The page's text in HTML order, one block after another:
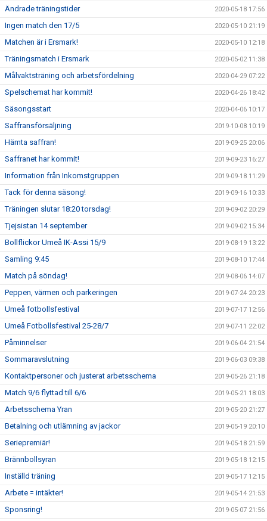
Ändrade träningstider 2020-05-18 17:56
Ingen match den 17/5 2020-05-10 21:19
Matchen är i Ersmark! 2020-05-10 12:18
Träningsmatch i Ersmark 2020-05-02 11:38
Målvaktsträning och arbetsfördelning 2020-04-29 07:22
Spelschemat har kommit! 2020-04-26 18:42
Säsongsstart 2020-04-06 10:17
Saffransförsäljning 2019-10-08 10:19
Hämta saffran! 2019-09-25 20:06
Saffranet har kommit! 2019-09-23 16:27
Information från Inkomstgruppen 2019-09-18 11:29
Tack för denna säsong! 2019-09-16 10:33
Träningen slutar 18:20 torsdag! 2019-09-02 20:29
Tjejsistan 14 september 2019-09-02 15:34
Bollflickor Umeå IK-Assi 15/9 2019-08-19 13:22
Samling 9:45 2019-08-10 17:44
Match på söndag! 2019-08-06 14:07
Peppen, värmen och parkeringen 2019-07-24 20:23
Umeå fotbollsfestival 2019-07-17 12:56
Umeå Fotbollsfestival 25-28/7 2019-07-11 22:02
Påminnelser 2019-06-04 21:54
Sommaravslutning 2019-06-03 09:38
Kontaktpersoner och justerat arbetsschema 2019-05-26 21:18
Match 9/6 flyttad till 6/6 2019-05-21 18:03
Arbetsschema Yran 2019-05-20 21:27
Betalning och utlämning av jackor 2019-05-19 20:10
Seriepremiär! 2019-05-18 21:59
Brännbollsyran 2019-05-18 12:15
Inställd träning 2019-05-17 12:15
Arbete = intäkter! 2019-05-14 21:53
Sponsring! 2019-05-07 21:56